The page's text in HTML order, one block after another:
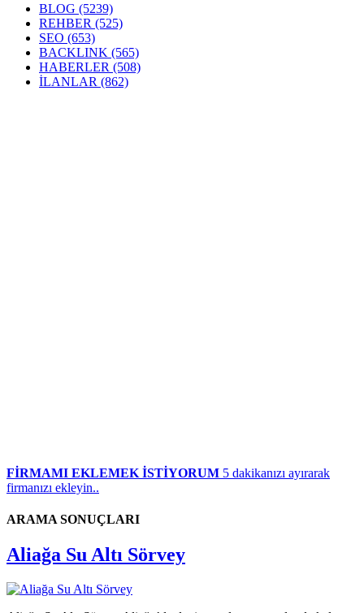
BLOG (5239)
REHBER (525)
SEO (653)
BACKLINK (565)
HABERLER (508)
İLANLAR (862)
FİRMAMI EKLEMEK İSTİYORUM 5 dakikanızı ayırarak
firmanızı ekleyin..
ARAMA SONUÇLARI
Aliağa Su Altı Sörvey